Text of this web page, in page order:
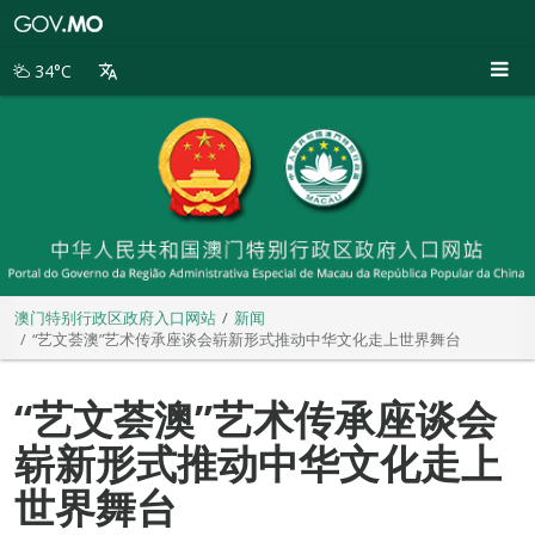
别
34°C
澳门特别行政区政府入口网站
新闻
“艺文荟澳”艺术传承座谈会崭新形式推动中华文化走上世界舞台
“艺文荟澳”艺术传承座谈会
崭新形式推动中华文化走上
世界舞台